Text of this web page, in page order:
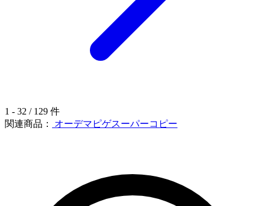
1 - 32 / 129 件
関連商品：
オーデマピゲスーパーコピー